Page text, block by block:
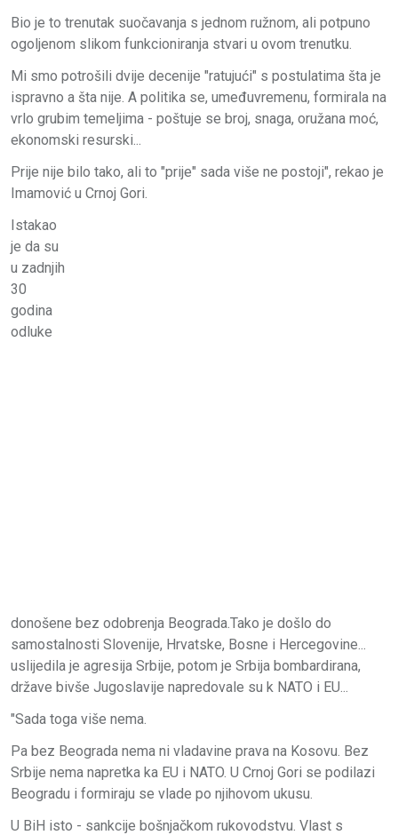
Bio je to trenutak suočavanja s jednom ružnom, ali potpuno
ogoljenom slikom funkcioniranja stvari u ovom trenutku.
Mi smo potrošili dvije decenije "ratujući" s postulatima šta je
ispravno a šta nije. A politika se, umeđuvremenu, formirala na
vrlo grubim temeljima - poštuje se broj, snaga, oružana moć,
ekonomski resurski...
Prije nije bilo tako, ali to "prije" sada više ne postoji", rekao je
Imamović u Crnoj Gori.
Istakao
je da su
u zadnjih
30
godina
odluke
donošene bez odobrenja Beograda.Tako je došlo do
samostalnosti Slovenije, Hrvatske, Bosne i Hercegovine...
uslijedila je agresija Srbije, potom je Srbija bombardirana,
države bivše Jugoslavije napredovale su k NATO i EU...
"Sada toga više nema.
Pa bez Beograda nema ni vladavine prava na Kosovu. Bez
Srbije nema napretka ka EU i NATO. U Crnoj Gori se podilazi
Beogradu i formiraju se vlade po njihovom ukusu.
U BiH isto - sankcije bošnjačkom rukovodstvu. Vlast s